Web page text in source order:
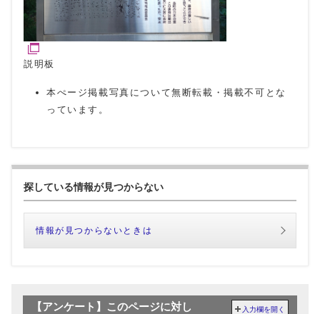
説明板
本ぺージ掲載写真について無断転載・掲載不可とな
っています。
探している情報が見つからない
情報が見つからないときは
【アンケート】このページに対し
入力欄を開く